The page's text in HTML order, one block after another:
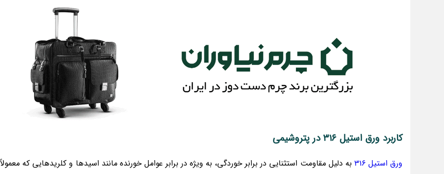
کاربرد ورق استیل 316 در پتروشیمی
ورق استیل 316
به دلیل مقاومت استثنایی در برابر خوردگی، به ویژه در برابر عوامل خورنده مانند اسیدها و کلریدهایی که